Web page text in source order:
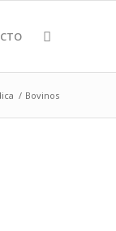
/ Bovinos